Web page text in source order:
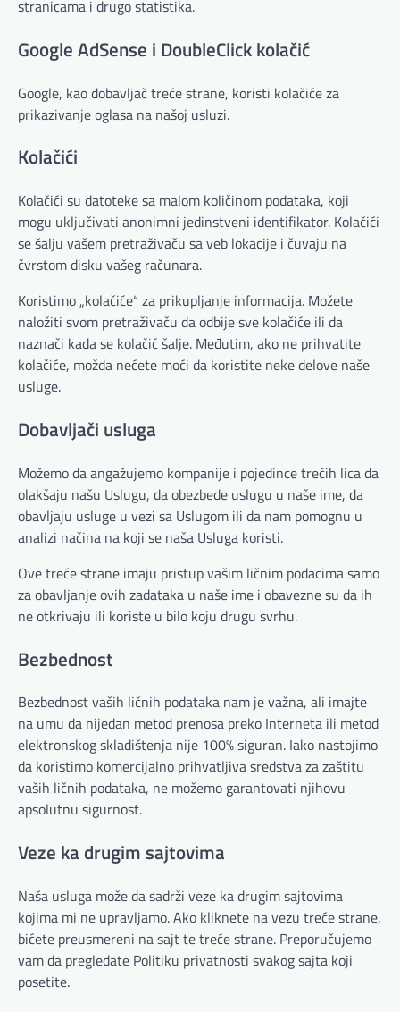
stranicama i drugo statistika.
Google AdSense i DoubleClick kolačić
Google, kao dobavljač treće strane, koristi kolačiće za
prikazivanje oglasa na našoj usluzi.
Kolačići
Kolačići su datoteke sa malom količinom podataka, koji
mogu uključivati anonimni jedinstveni identifikator. Kolačići
se šalju vašem pretraživaču sa veb lokacije i čuvaju na
čvrstom disku vašeg računara.
Koristimo „kolačiće“ za prikupljanje informacija. Možete
naložiti svom pretraživaču da odbije sve kolačiće ili da
naznači kada se kolačić šalje. Međutim, ako ne prihvatite
kolačiće, možda nećete moći da koristite neke delove naše
usluge.
Dobavljači usluga
Možemo da angažujemo kompanije i pojedince trećih lica da
olakšaju našu Uslugu, da obezbede uslugu u naše ime, da
obavljaju usluge u vezi sa Uslugom ili da nam pomognu u
analizi načina na koji se naša Usluga koristi.
Ove treće strane imaju pristup vašim ličnim podacima samo
za obavljanje ovih zadataka u naše ime i obavezne su da ih
ne otkrivaju ili koriste u bilo koju drugu svrhu.
Bezbednost
Bezbednost vaših ličnih podataka nam je važna, ali imajte
na umu da nijedan metod prenosa preko Interneta ili metod
elektronskog skladištenja nije 100% siguran. Iako nastojimo
da koristimo komercijalno prihvatljiva sredstva za zaštitu
vaših ličnih podataka, ne možemo garantovati njihovu
apsolutnu sigurnost.
Veze ka drugim sajtovima
Naša usluga može da sadrži veze ka drugim sajtovima
kojima mi ne upravljamo. Ako kliknete na vezu treće strane,
bićete preusmereni na sajt te treće strane. Preporučujemo
vam da pregledate Politiku privatnosti svakog sajta koji
posetite.